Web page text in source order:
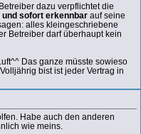
dazu verpflichtet die
und sofort erkennbar auf seine
alles kleingeschriebene
Betreiber darf überhaupt kein
Das ganze müsste sowieso
bist ist jeder Vertrag in
Habe auch den anderen
wie meins.